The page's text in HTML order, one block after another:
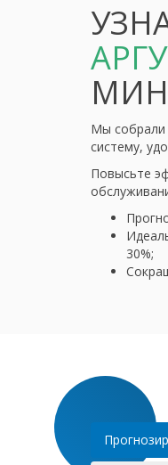
Мы собрали
систему,
Повысьте
30%;